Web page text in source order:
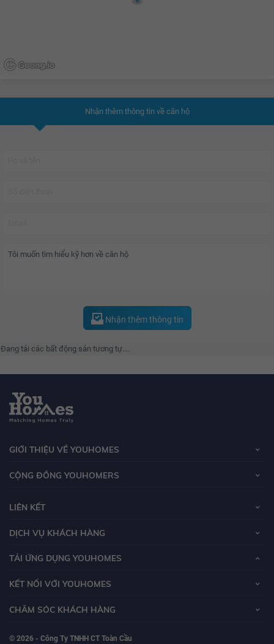
Nhận thêm thông tin về căn hộ
Nhận thêm thông tin
tải các bất động sản tương tự....
GIỚI THIỆU VỀ YOUHOMES
CỘNG ĐỒNG YOUHOMERS
LIÊN KẾT
DỊCH VỤ KHÁCH HÀNG
TẢI ỨNG DỤNG YOUHOMES
KẾT NỐI VỚI YOUHOMES
CHĂM SÓC KHÁCH HÀNG
© 2026 - Công Ty TNHH CT Toàn Cầu